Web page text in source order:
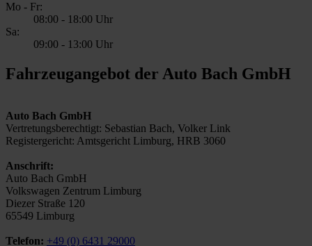
Mo - Fr:
08:00 - 18:00 Uhr
Sa:
09:00 - 13:00 Uhr
Fahrzeugangebot der Auto Bach GmbH
Auto Bach GmbH
Vertretungsberechtigt: Sebastian Bach, Volker Link
Registergericht: Amtsgericht Limburg, HRB 3060
Anschrift:
Auto Bach GmbH
Volkswagen Zentrum Limburg
Diezer Straße 120
65549 Limburg
Telefon: +49 (0) 6431 29000